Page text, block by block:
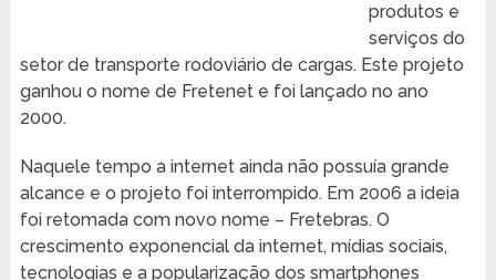
produtos e
serviços do
setor de transporte rodoviário de cargas. Este projeto
ganhou o nome de Fretenet e foi lançado no ano
2000.
Naquele tempo a internet ainda não possuía grande
alcance e o projeto foi interrompido. Em 2006 a ideia
foi retomada com novo nome – Fretebras. O
crescimento exponencial da internet, mídias sociais,
tecnologias e a popularização dos smartphones